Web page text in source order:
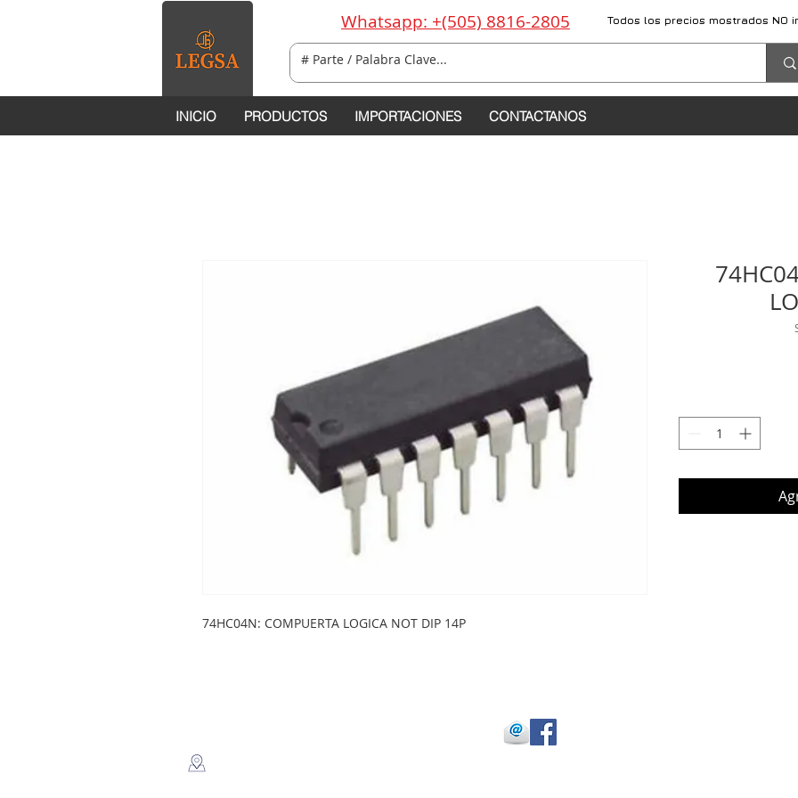
Whatsapp: +(505) 8816-2805 Todos los precios mostrados NO
INICIO PRODUCTOS IMPORTACIONES CONTACTANOS
74HC04N: COMPUERTA LOGICA NOT DIP 14P